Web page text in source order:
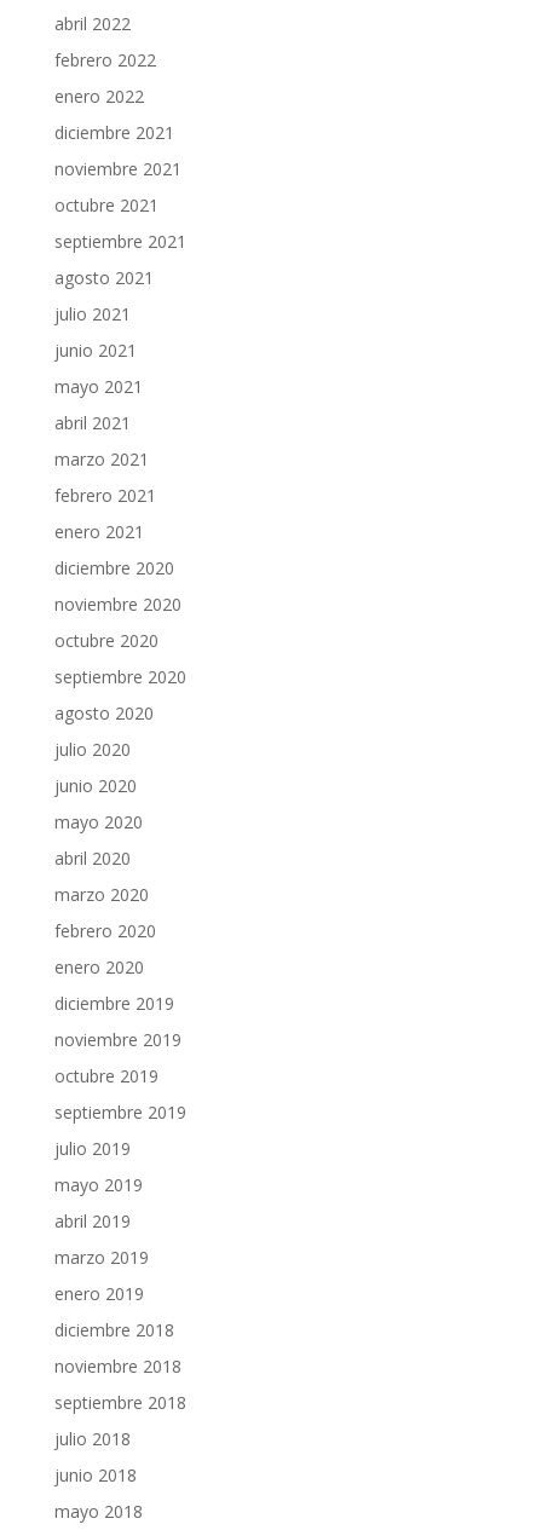
abril 2022
febrero 2022
enero 2022
diciembre 2021
noviembre 2021
octubre 2021
septiembre 2021
agosto 2021
julio 2021
junio 2021
mayo 2021
abril 2021
marzo 2021
febrero 2021
enero 2021
diciembre 2020
noviembre 2020
octubre 2020
septiembre 2020
agosto 2020
julio 2020
junio 2020
mayo 2020
abril 2020
marzo 2020
febrero 2020
enero 2020
diciembre 2019
noviembre 2019
octubre 2019
septiembre 2019
julio 2019
mayo 2019
abril 2019
marzo 2019
enero 2019
diciembre 2018
noviembre 2018
septiembre 2018
julio 2018
junio 2018
mayo 2018